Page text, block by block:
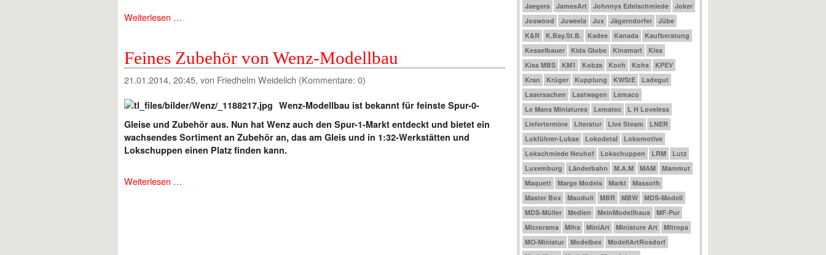
Weiterlesen …
Feines Zubehör von Wenz-Modellbau
21.01.2014, 20:45, von Friedhelm Weidelich (Kommentare: 0)
Wenz-Modellbau ist bekannt für feinste Spur-0-
Gleise und Zubehör aus. Nun hat Wenz auch den Spur-1-Markt entdeckt und bietet ein
wachsendes Sortiment an Zubehör an, das am Gleis und in 1:32-Werkstätten und
Lokschuppen einen Platz finden kann.
Weiterlesen …
Jaegers
JamesArt Johnnys Edelschmiede
Joker
Joswood
Juweela Jux Jägerndorfer
Jübe
K&R
K.Bay.St.B. Kadee Kanada
Kaufberatung
Kesselbauer
Kids Globe Kinsmart
Kiss
Kiss MBS
KM1 Kobza Koch Kohs
KPEV
Kran
Krüger Kupplung KWStE
Ladegut
Lasersachen
Lastwagen
Lemaco
Le Mans Miniatures
Lematec
L H Loveless
Liefertermine
Literatur Live Steam
LNER
Lokführer-Lukas
Lokodetal
Lokomotive
Lokschmiede Neuhof
Lokschuppen LRM
Lutz
Luxemburg
Länderbahn M.A.M MAM
Mammut
Maquett
Marge Models Markt
Massoth
Master Box
Mauduit MBR MBW
MDS-Modell
MDS-Müller
Medien MeinModellhaus
MF-Pur
Microrama
Miha MiniArt Miniature Art
Mitropa
MO-Miniatur
Modelbex
ModellArtRosdorf